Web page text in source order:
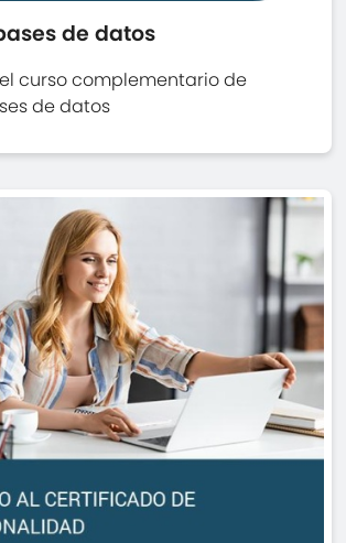
de datos
curso complementario de
de datos